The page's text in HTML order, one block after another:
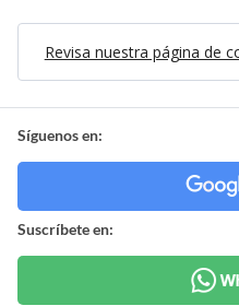
Revisa nuestra página de
Síguenos en:
Suscríbete en: